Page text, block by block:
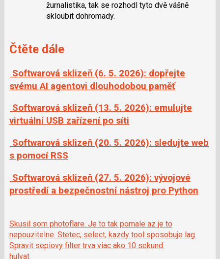
žurnalistika, tak se rozhodl tyto dvě vášně
skloubit dohromady.
Čtěte dále
Softwarová sklizeň (6. 5. 2026): dopřejte
svému AI agentovi dlouhodobou paměť
Softwarová sklizeň (13. 5. 2026): emulujte
virtuální USB zařízení po síti
Softwarová sklizeň (20. 5. 2026): sledujte web
s pomocí RSS
Softwarová sklizeň (27. 5. 2026): vývojové
prostředí a bezpečnostní nástroj pro Python
Skusil som photoflare. Je to tak pomale az je to
nepouzitelne. Stetec, select, kazdy tool sposobuje lag.
Spravit sepiovy filter trva viac ako 10 sekund.
hulvat